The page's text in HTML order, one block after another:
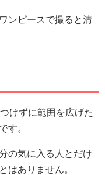
ンピースで撮ると清
けずに範囲を広げた
す。
の気に入る人とだけ
はありません。